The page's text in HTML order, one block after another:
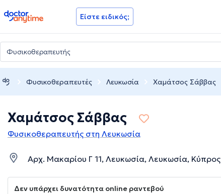
doctoranytime Είστε ειδικός;
Φυσικοθεραπευτές Λευκωσία Χαμάτσος Σάββας
Χαμάτσος Σάββας
Φυσικοθεραπευτής στη Λευκωσία
Αρχ. Μακαρίου Γ 11, Λευκωσία, Λευκωσία, Κύπρος
Δεν υπάρχει δυνατότητα online ραντεβού